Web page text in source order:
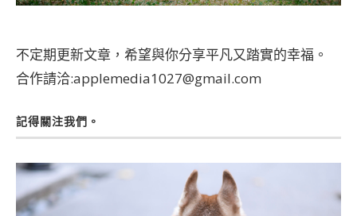
不定期更新文章，希望與你分享平凡又踏實的幸福。
合作請洽:applemedia1027@gmail.com
記得關注我們。